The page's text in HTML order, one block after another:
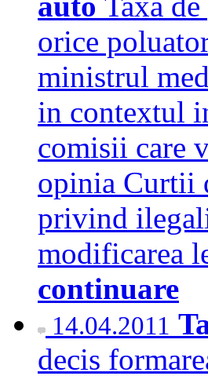
orice
ministrul
in contextul
comisii care
opinia Curtii
privind
modificarea
continuare
14.04.2011
decis